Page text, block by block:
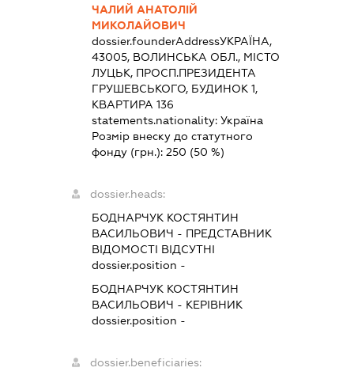
ЧАЛИЙ АНАТОЛІЙ
МИКОЛАЙОВИЧ
dossier.founderAddressУКРАЇНА,
43005, ВОЛИНСЬКА ОБЛ., МІСТО
ЛУЦЬК, ПРОСП.ПРЕЗИДЕНТА
ГРУШЕВСЬКОГО, БУДИНОК 1,
КВАРТИРА 136
statements.nationality:Україна
Розмір внеску до статутного
фонду (грн.):250 (50 %)
dossier.heads:
БОДНАРЧУК КОСТЯНТИН
ВАСИЛЬОВИЧ - ПРЕДСТАВНИК
ВІДОМОСТІ ВІДСУТНІ
dossier.position -
БОДНАРЧУК КОСТЯНТИН
ВАСИЛЬОВИЧ - КЕРІВНИК
dossier.position -
dossier.beneficiaries: